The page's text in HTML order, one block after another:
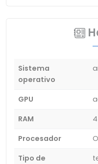
Sistema
operativo
GPU
RAM
Procesador
Tipo de